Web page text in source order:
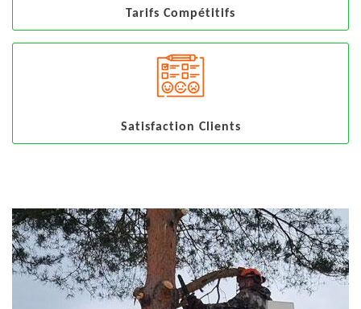
Tarifs Compétitifs
Satisfaction Clients